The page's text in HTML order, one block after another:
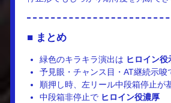
■ まとめ
緑色のキラキラ演出は ヒロイン役
予見眼・チャンス目・AT継続示唆
順押し時、左リール中段箱停止が
中段箱非停止で ヒロイン役濃厚